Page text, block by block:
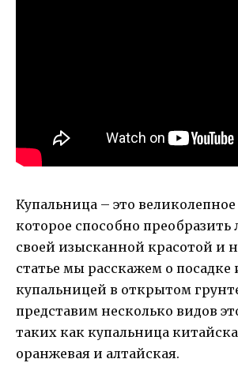
Купальница – это
которое способно преобразить
своей изысканной красотой и
статье мы расскажем о посадке
купальницей в открытом
представим несколько видов
таких как купальница
оранжевая и алтайская.